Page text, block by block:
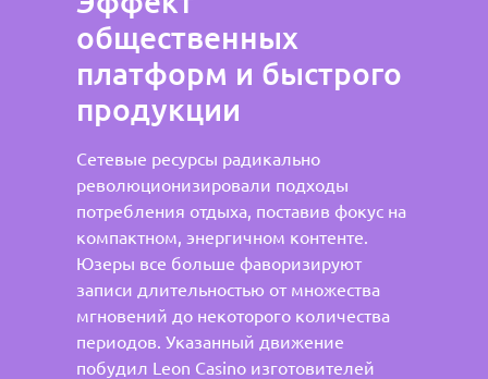
общественных
платформ и быстрого
продукции
Сетевые ресурсы радикально
революционизировали подходы
потребления отдыха, поставив фокус на
компактном, энергичном контенте.
Юзеры все больше фаворизируют
записи длительностью от множества
мгновений до некоторого количества
периодов. Указанный движение
побудил Leon Casino изготовителей